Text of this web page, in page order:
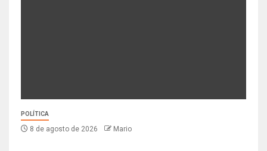
POLÍTICA
8 de agosto de 2026 Mario